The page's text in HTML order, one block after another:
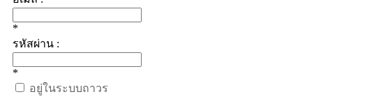
*
รหัสผ่าน :
*
อยู่ในระบบถาวร